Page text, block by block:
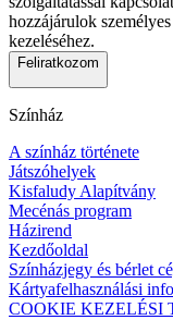
hozzájárulok
kezeléséhez.
Feliratkozom
Színház
A színház története
Játszóhelyek
Kisfaludy Alapítvány
Mecénás program
Házirend
Kezdőoldal
Színházjegy és bérlet
Kártyafelhasználási
COOKIE KEZELÉSI